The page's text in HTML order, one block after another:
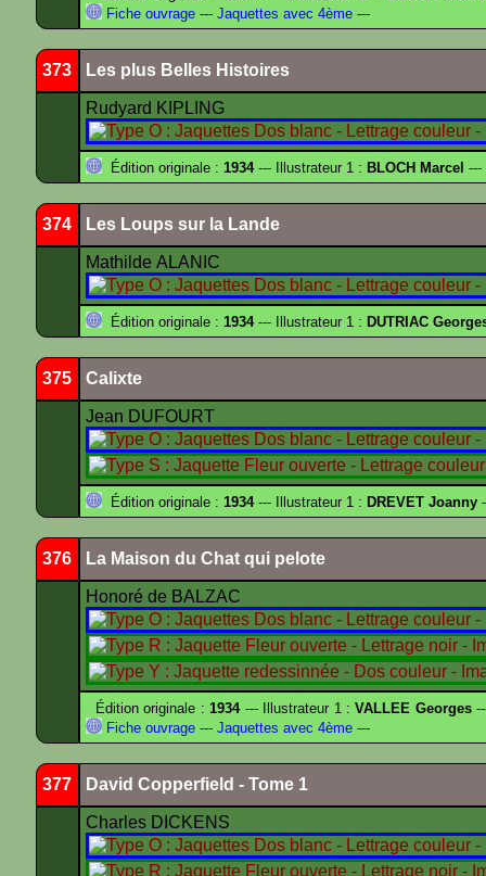
Fiche ouvrage --- Jaquettes avec 4ème ---
373 Les plus Belles Histoires
Rudyard KIPLING
Édition originale : 1934--- Illustrateur 1 : BLOCH Marcel ---
374 Les Loups sur la Lande
Mathilde ALANIC
Édition originale : 1934--- Illustrateur 1 : DUTRIAC
375 Calixte
Jean DUFOURT
Édition originale : 1934--- Illustrateur 1 : DREVET Joanny
376 La Maison du Chat qui pelote
Honoré de BALZAC
Édition originale :1934--- Illustrateur 1 :VALLEE Georges
Fiche ouvrage --- Jaquettes avec 4ème ---
377 David Copperfield - Tome 1
Charles DICKENS